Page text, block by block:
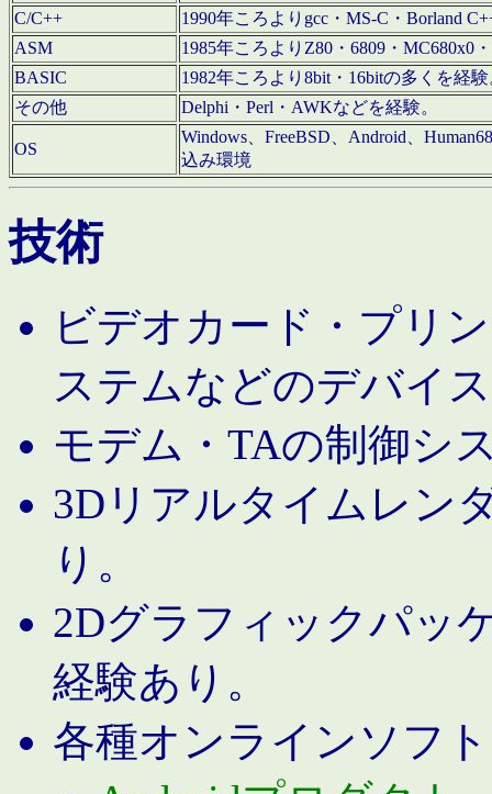
C/C++
1990年ころよりgcc・MS-C・Borland
ASM
1985年ころよりZ80・6809・MC680x0
BASIC
1982年ころより8bit・16bitの多くを経
その他
Delphi・Perl・AWKなどを経験。
OS
Windows、FreeBSD、Android、
込み環境
技術
ビデオカード・プリ
ステムなどのデバイ
モデム・TAの制御シ
3Dリアルタイムレン
り。
2Dグラフィックパッ
経験あり。
各種オンラインソフ